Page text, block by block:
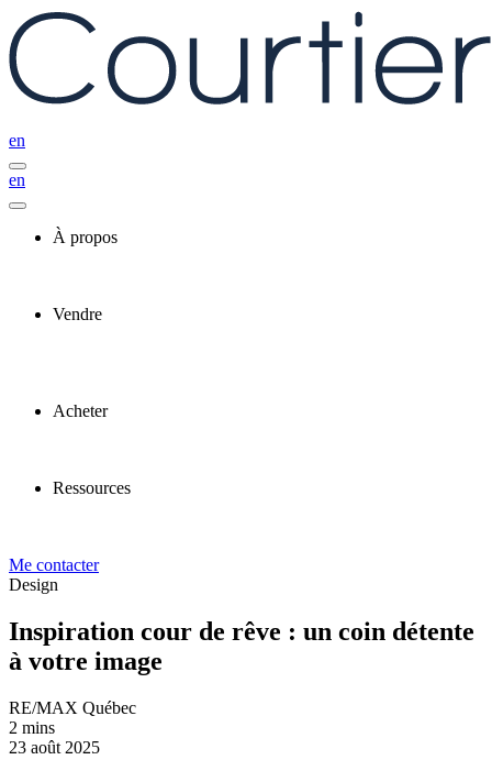
en
en
À propos
Vendre
Acheter
Ressources
Me contacter
Design
Inspiration cour de rêve : un coin détente
à votre image
RE/MAX Québec
2 mins
23 août 2025